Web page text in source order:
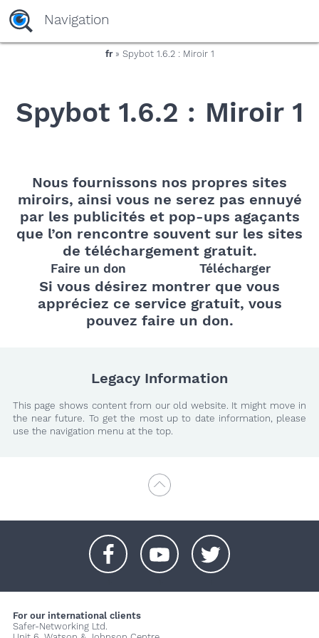
yaaaeag20
Navigation
fr» Spybot 1.6.2 : Miroir 1
Spybot 1.6.2 : Miroir 1
Nous fournissons nos propres sites
miroirs, ainsi vous ne serez pas ennuyé
par les publicités et pop-ups agaçants
que l’on rencontre souvent sur les sites
de téléchargement gratuit.
Faire un don Télécharger
Si vous désirez montrer que vous
appréciez ce service gratuit, vous
pouvez faire un don.
Legacy Information
This page shows content from our old website. It might move in
the near future. To get the most up to date information, please
use the navigation menu at the top.
For our international clients
Safer-Networking Ltd.